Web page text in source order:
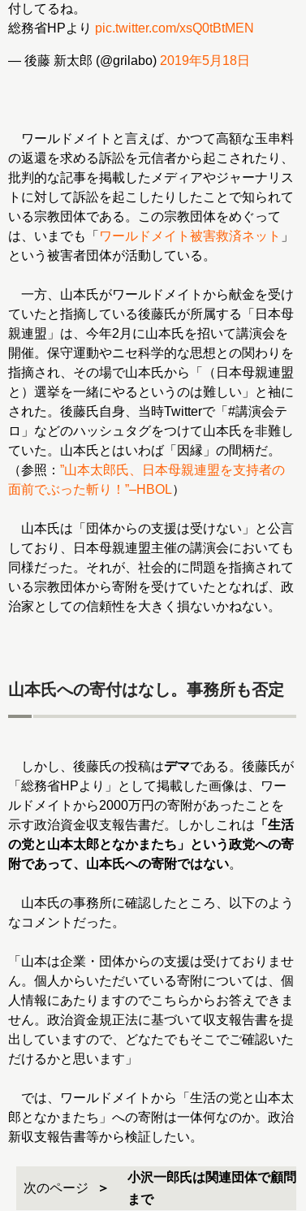
付してるね。
総務省HPより pic.twitter.com/xsQ0tBtMEN
— 後藤 新太郎 (@grilabo) 2019年5月18日
ワールドメイトと言えば、かつて高額な玉串料
の返還を求める訴訟を元信者から起こされたり、
批判的な記事を掲載したメディアやジャーナリス
トに対して訴訟を起こしたりしたことで知られて
いる宗教団体である。この宗教団体をめぐって
は、いまでも「 ワールドメイト被害救済ネット 」
という被害者団体が活動している。
一方、山本氏がワールドメイトから献金を受け
ていたと指摘している後藤氏が所属する「日本母
親連盟」は、今年2月に山本氏を招いて講演会を
開催。保守運動やニセ科学的な思想との関わりを
指摘され、その場で山本氏から「（日本母親連盟
と）選挙を一緒にやるというのは難しい」と袖に
された。後藤氏自身、当時Twitterで「#講演会テ
ロ」などのハッシュタグをつけて山本氏を非難し
ていた。山本氏とはいわば「因縁」の間柄だ。
（参照： ”山本太郎氏、日本母親連盟を支持者の
面前でぶった斬り！”–HBOL）
山本氏は「団体からの支援は受けない」と公言
しており、日本母親連盟主催の講演会においても
同様だった。それが、社会的に問題を指摘されて
いる宗教団体から寄附を受けていたとなれば、政
治家としての信頼性を大きく損ないかねない。
山本氏への寄付はなし。事務所も否定
しかし、後藤氏の投稿はデマである。後藤氏が
「総務省HPより」として掲載した画像は、ワー
ルドメイトから2000万円の寄附があったことを
示す政治資金収支報告書だ。しかしこれは 「生活
の党と山本太郎となかまたち」という政党への寄
附であって、山本氏への寄附ではない。
山本氏の事務所に確認したところ、以下のよう
なコメントだった。
「山本は企業・団体からの支援は受けておりませ
ん。個人からいただいている寄附については、個
人情報にあたりますのでこちらからお答えできま
せん。政治資金規正法に基づいて収支報告書を提
出していますので、どなたでもそこでご確認いた
だけるかと思います」
では、ワールドメイトから「生活の党と山本太
郎となかまたち」への寄附は一体何なのか。政治
新収支報告書等から検証したい。
次のページ
小沢一郎氏は関連団体で顧問
まで